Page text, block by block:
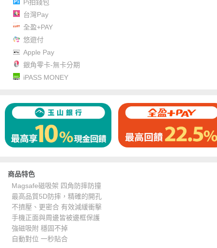
Pi拍錢包
台灣Pay
全盈+PAY
悠遊付
Apple Pay
銀角零卡-無卡分期
iPASS MONEY
商品特色
Magsafe磁吸架 四角防摔防撞
最高品質5D防摔，精確的開孔
不擠壓、更密合 有效減緩衝擊
手機正面與周邊皆被邊框保護
強磁吸附 穩固不掉
自動對位 一秒貼合